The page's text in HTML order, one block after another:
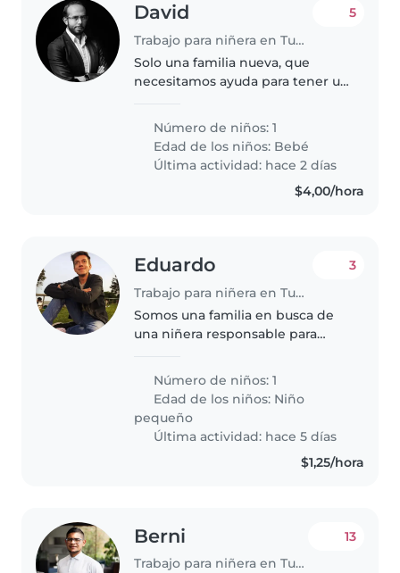
David
Trabajo para niñera en Tumbaco
5
Solo una familia nueva, que
necesitamos ayuda para tener un
Número de niños: 1
Edad de los niños: Bebé
Última actividad: hace 2 días
$4,00/hora
Eduardo
Trabajo para niñera en Tumbaco
3
Somos una familia en busca de
una niñera responsable para
y amigable. Necesitamos a
alguien que se sienta cómoda
cocinando..
Número de niños: 1
Edad de los niños: Niño
pequeño
Última actividad: hace 5 días
$1,25/hora
Berni
Trabajo para niñera en Tumbaco
13